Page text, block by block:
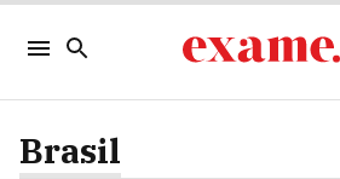
Brasil